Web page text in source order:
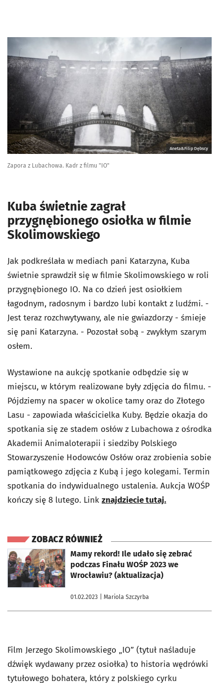
Aneta&Filip Dębscy
Zapora z Lubachowa. Kadr z filmu "IO"
Kuba świetnie zagrał
przygnębionego osiołka w filmie
Skolimowskiego
Jak podkreślała w mediach pani Katarzyna, Kuba
świetnie sprawdził się w filmie Skolimowskiego w roli
przygnębionego IO. Na co dzień jest osiołkiem
łagodnym, radosnym i bardzo lubi kontakt z ludźmi. -
Jest teraz rozchwytywany, ale nie gwiazdorzy - śmieje
się pani Katarzyna. - Pozostał sobą - zwykłym szarym
osłem.
Wystawione na aukcję spotkanie odbędzie się w
miejscu, w którym realizowane były zdjęcia do filmu. -
Pójdziemy na spacer w okolice tamy oraz do Złotego
Lasu - zapowiada właścicielka Kuby. Będzie okazja do
spotkania się ze stadem osłów z Lubachowa z ośrodka
Akademii Animaloterapii i siedziby Polskiego
Stowarzyszenie Hodowców Osłów oraz zrobienia sobie
pamiątkowego zdjęcia z Kubą i jego kolegami. Termin
spotkania do indywidualnego ustalenia. Aukcja WOŚP
kończy się 8 lutego. Link znajdziecie tutaj.
ZOBACZ RÓWNIEŻ
Mamy rekord! Ile udało się zebrać
podczas Finału WOŚP 2023 we
Wrocławiu? (aktualizacja)
01.02.2023 | Mariola Szczyrba
otworzy się w nowej karcie
Film Jerzego Skolimowskiego „IO” (tytuł naśladuje
dźwięk wydawany przez osiołka) to historia wędrówki
tytułowego bohatera, który z polskiego cyrku